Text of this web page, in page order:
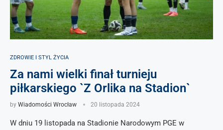
ZDROWIE I STYL ŻYCIA
Za nami wielki finał turnieju
piłkarskiego `Z Orlika na Stadion`
by Wiadomości Wrocław 20 listopada 2024
W dniu 19 listopada na Stadionie Narodowym PGE w